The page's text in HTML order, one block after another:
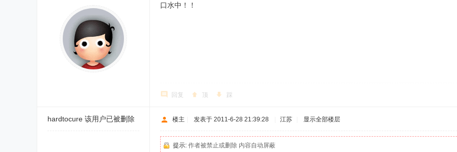
口水中！！
回复 顶 踩
hardtocure 该用户已被删除 楼主 发表于 2011-6-28 21:39:28 江苏 显示全部楼层
提示: 作者被禁止或删除 内容自动屏蔽